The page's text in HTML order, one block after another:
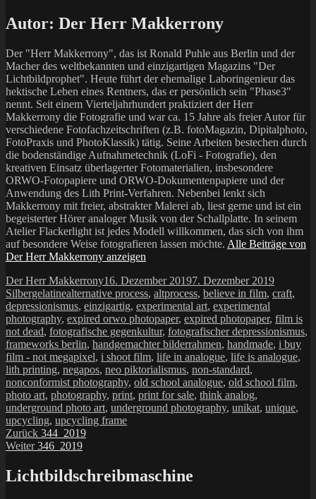
Autor: Der Herr Makkerrony
Der "Herr Makkerrony", das ist Ronald Puhle aus Berlin und der
Macher des weltbekannten und einzigartigen Magazins "Der
Lichtbildprophet". Heute führt der ehemalige Laboringenieur das
hektische Leben eines Rentners, das er persönlich sein "Phase3"
nennt. Seit einem Vierteljahrhundert praktiziert der Herr
Makkerrony die Fotografie und war ca. 15 Jahre als freier Autor für
verschiedene Fotofachzeitschriften (z.B. fotoMagazin, Dipitalphoto,
FotoPraxis und PhotoKlassik) tätig. Seine Arbeiten bestechen durch
die bodenständige Aufnahmetechnik (LoFi - Fotografie), den
kreativen Einsatz überlagerter Fotomaterialien, insbesondere
ORWO-Fotopapiere und ORWO-Dokumentenpapiere und der
Anwendung des Lith Print-Verfahren. Nebenbei lenkt sich
Makkerrony mit freier, abstrakter Malerei ab, liest gerne und ist ein
begeisterter Hörer analoger Musik von der Schallplatte. In seinem
Atelier Flackerlight ist jedes Modell willkommen, das sich von ihm
auf besondere Weise fotografieren lassen möchte. Alle Beiträge von
Der Herr Makkerrony anzeigen
Autor
Der Herr MakkerronyVeröffentlicht
am
16. Dezember 20197. Dezember 2019
SilbergelatineSchlagwörter
alternative process, altprocess, believe in film, craft,
depressionismus, einzigartig, experimental art, experimental
photography, expired orwo photopaper, expired photopaper, film is
not dead, fotografische gegenkultur, fotografischer depressionismus,
frameworks berlin, handgemachter bilderrahmen, handmade, i buy
film - not megapixel, i shoot film, life in analogue, life is analogue,
lith printing, negapos, neo piktorialismus, non-standard,
nonconformist photography, old school analogue, old school film,
photo art, photography, print, print for sale, think analog,
underground photo art, underground photography, unikat, unique,
upcycling, upcycling frame
Beitragsnavigation
Zurück Vorheriger
Beitrag:
344_2019
Weiter Nächster
346_2019
Lichtbildschreibmaschine